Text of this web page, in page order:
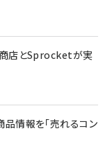
店とSprocketが実
情報を「売れるコン